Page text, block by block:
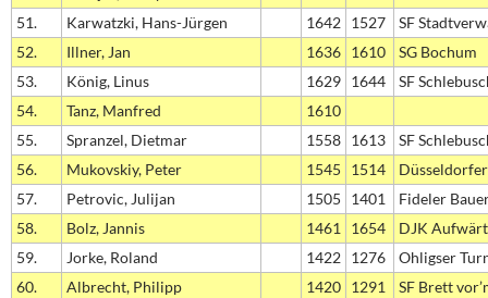
51.
Karwatzki, Hans-Jürgen 1642 1527
SF
52.
Illner, Jan 1636 1610
SG Bochum
53.
König, Linus 1629 1644
SF
54.
Tanz, Manfred
1610
55.
Spranzel, Dietmar 1558 1613
SF
56.
Mukovskiy, Peter 1545 1514
57.
Petrovic, Julijan 1505 1401
Fideler
58.
Bolz, Jannis 1461 1654
DJK
59.
Jorke, Roland 1422 1276
Ohligser
60.
Albrecht, Philipp 1420 1291
SF Brett